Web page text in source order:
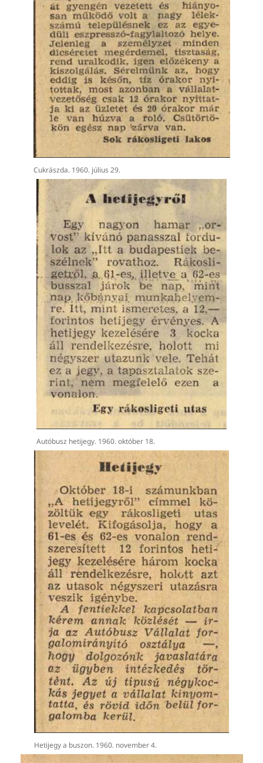
Cukrászda. 1960. július 29.
Autóbusz hetijegy. 1960. október 18.
Hetijegy a buszon. 1960. november 4.